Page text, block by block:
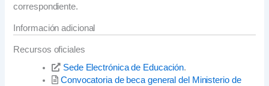
correspondiente.
Información adicional
Recursos oficiales
Sede Electrónica de Educación.
Convocatoria de beca general del Ministerio de